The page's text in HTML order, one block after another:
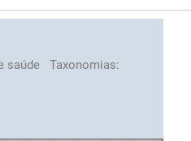
saúde
Taxonomias: